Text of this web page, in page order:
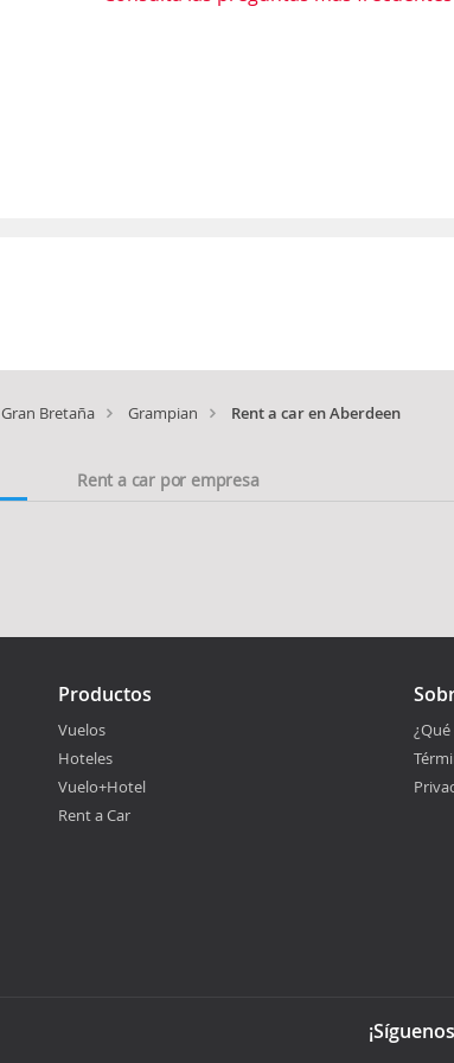
Gran Bretaña Grampian Rent a car en Aberdeen
Rent a car por empresa
Productos
Vuelos
Hoteles
Vuelo+Hotel
Rent a Car